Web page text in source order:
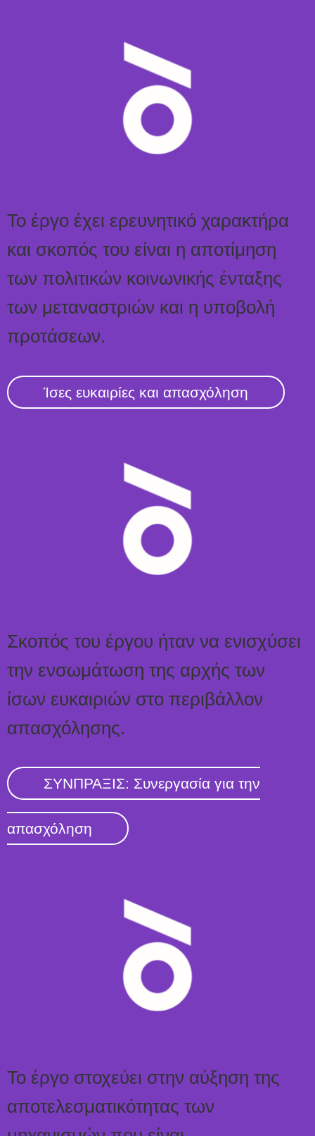
Το έργο έχει ερευνητικό χαρακτήρα
και σκοπός του είναι η αποτίμηση
των πολιτικών κοινωνικής ένταξης
των μεταναστριών και η υποβολή
προτάσεων.
Ίσες ευκαιρίες και απασχόληση
Σκοπός του έργου ήταν να ενισχύσει
την ενσωμάτωση της αρχής των
ίσων ευκαιριών στο περιβάλλον
απασχόλησης.
ΣΥΝΠΡΑΞΙΣ: Συνεργασία για την
απασχόληση
Το έργο στοχεύει στην αύξηση της
αποτελεσματικότητας των